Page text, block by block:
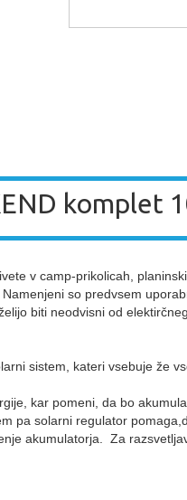
komplet
v camp-prikolicah,
so predvsem
biti neodvisni od
sistem, kateri vsebuje že
kar pomeni, da bo
pa solarni regulator
akumulatorja. Za